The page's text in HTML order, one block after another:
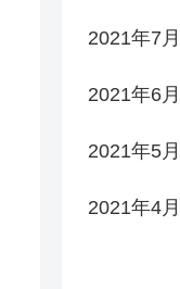
2021年7月
2021年6月
2021年5月
2021年4月